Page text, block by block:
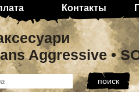
Контакты
Aggressive •